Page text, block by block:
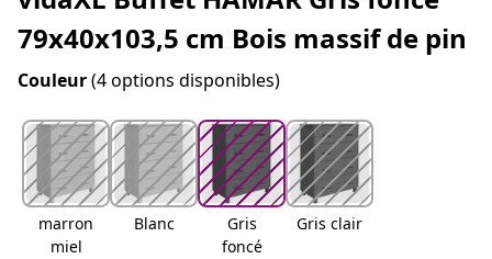
79x40x103,5 cm Bois massif de pin
Couleur(4 options disponibles)
marron
miel
Blanc
Gris
foncé
Gris clair